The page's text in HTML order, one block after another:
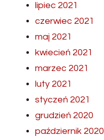
lipiec 2021
czerwiec 2021
maj 2021
kwiecień 2021
marzec 2021
luty 2021
styczeń 2021
grudzień 2020
październik 2020